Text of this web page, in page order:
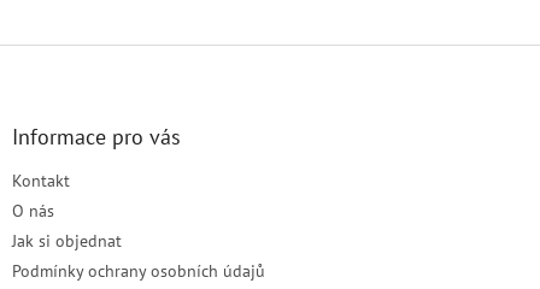
Informace pro vás
Kontakt
O nás
Jak si objednat
Podmínky ochrany osobních údajů